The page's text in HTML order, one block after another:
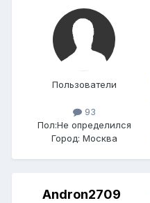
Пользователи
93
Пол:Не определился
Город: Москва
Andron2709